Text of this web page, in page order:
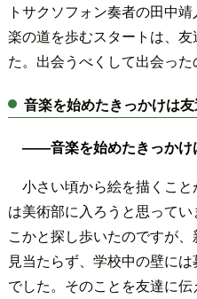
トサクソフォン奏者の田中
楽の道を歩むスタートは、
た。出会うべくして出会っ
音楽を始めたきっかけは
――音楽を始めたきっかけ
小さい頃から絵を描くこ
は美術部に入ろうと思って
こかと探し歩いたのですが
見当たらず、学校中の壁に
でした。そのことを友達に